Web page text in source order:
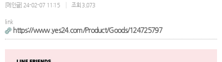
[메인글] 24-02-07 11:15 조회 3,073
link
https://www.yes24.com/Product/Goods/124725797